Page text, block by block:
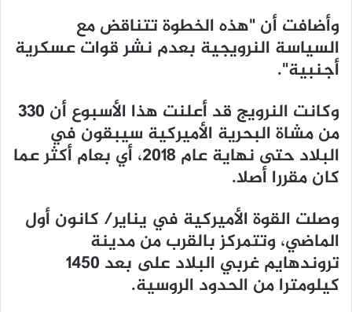
وأضافت أن "هذه الخطوة تتناقض مع
السياسة النرويجية بعدم نشر قوات عسكرية
أجنبية".
وكانت النرويج قد أعلنت هذا الأسبوع أن 330
من مشاة البحرية الأميركية سيبقون في
البلاد حتى نهاية عام 2018، أي بعام أكثر عما
كان مقررا أصلا.
وصلت القوة الأميركية في يناير/ كانون أول
الماضي، وتتمركز بالقرب من مدينة
تروندهايم غربي البلاد على بعد 1450
كيلومترا من الحدود الروسية.